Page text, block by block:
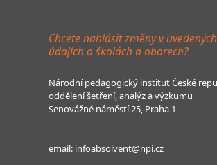
Chcete nahlásit změny v uvedených
údajích o školách a oborech?
Národní pedagogický institut České
oddělení šetření, analýz a výzkumu
Senovážné náměstí 25, Praha 1
email: infoabsolvent@npi.cz